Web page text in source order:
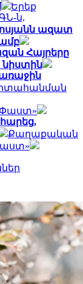
Երեք
ն,
ազատ
Հայրերը
առաջին
Քաղաքական